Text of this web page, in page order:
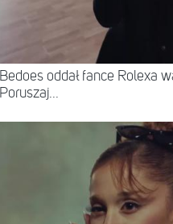
Bedoes oddał fance Rolexa
Poruszaj...